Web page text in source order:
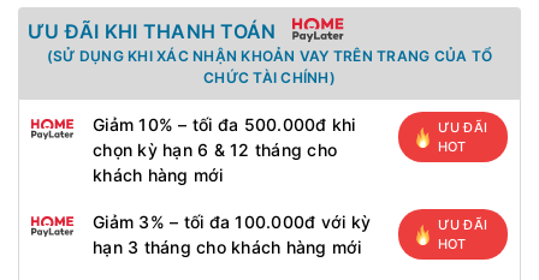
ƯU ĐÃI KHI THANH TOÁN
(SỬ DỤNG KHI XÁC NHẬN KHOẢN VAY TRÊN TRANG CỦA TỔ
CHỨC TÀI CHÍNH)
Giảm 10% – tối đa 500.000đ khi
chọn kỳ hạn 6 & 12 tháng cho
khách hàng mới
ƯU ĐÃI
HOT
Giảm 3% – tối đa 100.000đ với kỳ
hạn 3 tháng cho khách hàng mới
ƯU ĐÃI
HOT